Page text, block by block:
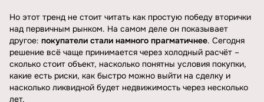
Но этот тренд не стоит читать как простую победу вторички
над первичным рынком. На самом деле он показывает
другое: покупатели стали намного прагматичнее. Сегодня
решение всё чаще принимается через холодный расчёт –
сколько стоит объект, насколько понятны условия покупки,
какие есть риски, как быстро можно выйти на сделку и
насколько ликвидной будет недвижимость через несколько
лет.